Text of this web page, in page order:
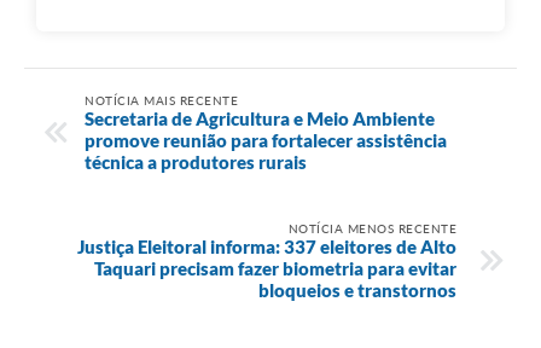
NOTÍCIA MAIS RECENTE
Secretaria de Agricultura e Meio Ambiente
promove reunião para fortalecer assistência
técnica a produtores rurais
NOTÍCIA MENOS RECENTE
Justiça Eleitoral informa: 337 eleitores de Alto
Taquari precisam fazer biometria para evitar
bloqueios e transtornos